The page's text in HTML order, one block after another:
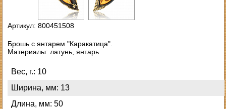
Артикул: 800451508
Брошь с янтарем "Каракатица".
Материалы: латунь, янтарь.
Вес, г.: 10
Ширина, мм: 13
Длина, мм: 50